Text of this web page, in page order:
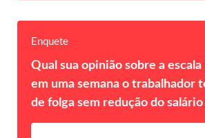
Enquete
Qual sua opinião sobre a escala
em uma semana o trabalhador
de folga sem redução do salário